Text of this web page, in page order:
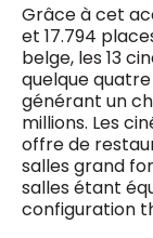
Grâce à cet
et 17.794
belge, les 13
quelque
générant un
millions. Les
offre de
salles grand
salles étant
configuration
Des